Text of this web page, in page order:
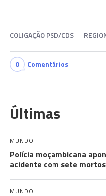
COLIGAÇÃO PSD/CDS
0 Comentários
Últimas
MUNDO
Polícia moçambicana
acidente com sete
MUNDO